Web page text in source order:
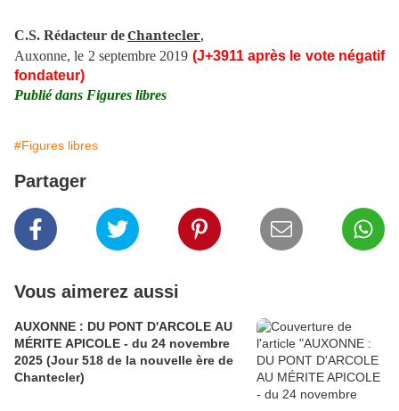
C.S. Rédacteur deChantecler,
Auxonne, le 2 septembre 2019 (J+3911 après le vote négatif
fondateur)
Publié dans Figures libres
#Figures libres
Partager
Vous aimerez aussi
AUXONNE : DU PONT D'ARCOLE AU
MÉRITE APICOLE - du 24 novembre
2025 (Jour 518 de la nouvelle ère de
Chantecler)